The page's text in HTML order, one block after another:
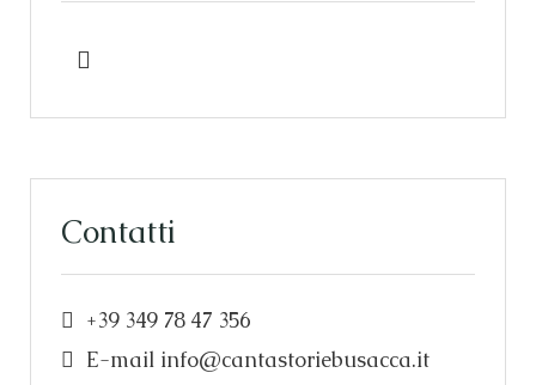
Contatti
+39 349 78 47 356
E-mail info@cantastoriebusacca.it